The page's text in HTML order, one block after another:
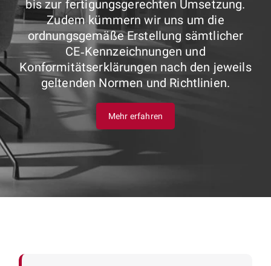
bis zur fertigungsgerechten Umsetzung.
Zudem kümmern wir uns um die
ordnungsgemäße Erstellung sämtlicher
CE‑Kennzeichnungen und
Konformitätserklärungen nach den jeweils
geltenden Normen und Richtlinien.
Mehr erfahren